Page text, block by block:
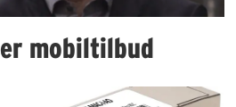
mobiltilbud